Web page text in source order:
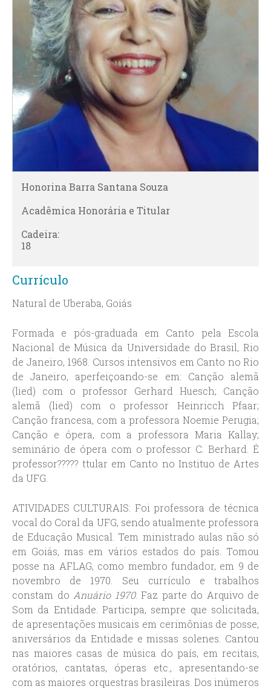
Honorina Barra Santana Souza
Acadêmica Honorária e Titular
Cadeira:
18
Currículo
Natural de Uberaba, Goiás
Formada e pós-graduada em Canto pela Escola
Nacional de Música da Universidade do Brasil, Rio
de Janeiro, 1968. Cursos intensivos em Canto no Rio
de Janeiro, aperfeiçoando-se em: Canção alemã
(lied) com o professor Gerhard Huesch; Canção
alemã (lied) com o professor Heinricch Pfaar;
Canção francesa, com a professora Noemie Perugia;
Canção e ópera, com a professora Maria Kallay;
seminário de ópera com o professor C. Berhard. É
professor????? ttular em Canto no Instituo de Artes
da UFG.
ATIVIDADES CULTURAIS: Foi professora de técnica
vocal do Coral da UFG, sendo atualmente professora
de Educação Musical. Tem ministrado aulas não só
em Goiás, mas em vários estados do país. Tomou
posse na AFLAG, como membro fundador, em 9 de
novembro de 1970. Seu currículo e trabalhos
constam do Anuário 1970. Faz parte do Arquivo de
Som da Entidade. Participa, sempre que solicitada,
de apresentações musicais em cerimônias de posse,
aniversários da Entidade e missas solenes. Cantou
nas maiores casas de música do país, em recitais,
oratórios, cantatas, óperas etc., apresentando-se
com as maiores orquestras brasileiras. Dos inúmeros